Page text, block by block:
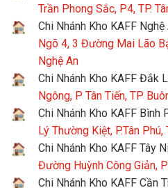
Trần Phong Sắc, P4, TP.
Chi Nhánh Kho KAFF
Ngõ 4, 3 Đường Mai Lão
Nghệ An
Chi Nhánh Kho KAFF Đắk
Ngông, P Tân Tiến, TP
Chi Nhánh Kho KAFF
Lý Thường Kiệt, P.Tân
Chi Nhánh Kho KAFF Tây
Đường Huỳnh Công Giản,
Chi Nhánh Kho KAFF Cần